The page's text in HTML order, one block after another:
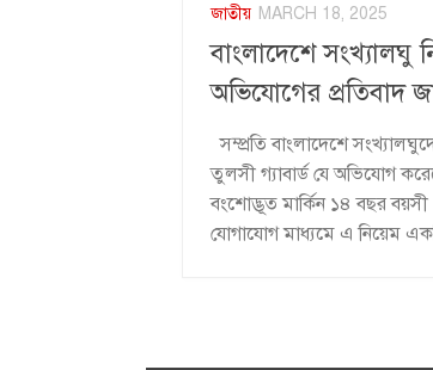
জাতীয় MARCH 18, 2025
বাংলাদেশে সংখ্যালঘু
অভিযোগের প্রতিবাদ
সম্প্রতি বাংলাদেশে
তুলসী গ্যাবার্ড যে অভিযোগ
বংশোদ্ভূত মার্কিন ১৪ বছর বয়সী
যোগাযোগ মাধ্যমে এ নিয়েম